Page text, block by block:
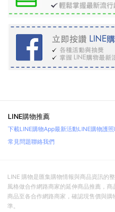
LINE購物推薦
下載LINE購物App最新活動LINE購物護照
常見問題聯絡我們
LINE 購物是匯集購物情報與商品資訊的
風格做合作網路商家的延伸商品推薦，
商品至各合作網路商家，確認現售價與
準。